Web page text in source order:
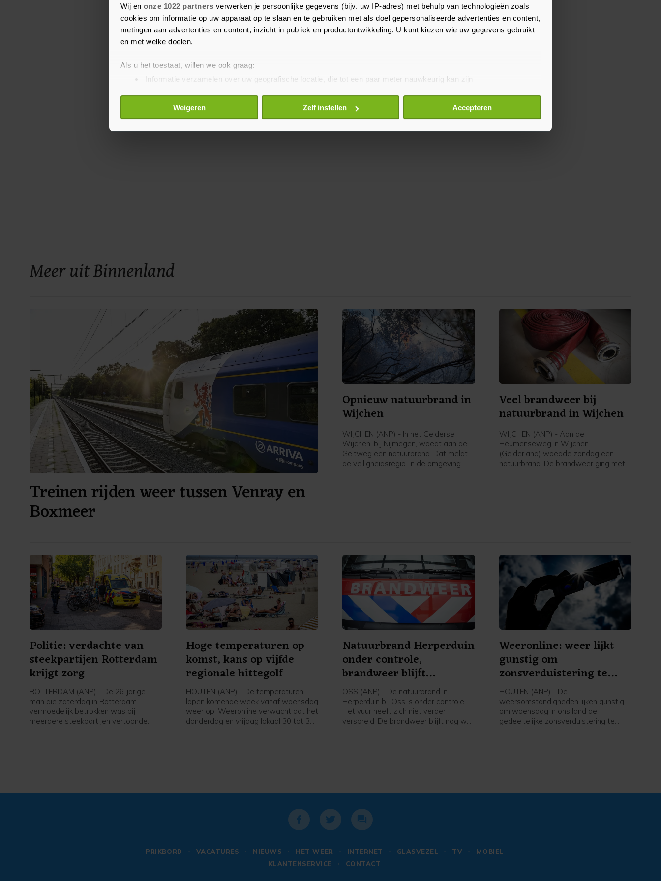
Wij en onze 1022 partners verwerken je persoonlijke gegevens (bijv. uw IP-adres) met behulp van technologieën zoals
cookies om informatie op uw apparaat op te slaan en te gebruiken met als doel gepersonaliseerde advertenties en content,
metingen aan advertenties en content, inzicht in publiek en productontwikkeling. U kunt kiezen wie uw gegevens gebruikt
en met welke doelen.
Als u het toestaat, willen we ook graag:
Informatie verzamelen over uw geografische locatie, die tot een paar meter nauwkeurig kan zijn
Uw apparaat identificeren door het actief te scannen op specifieke eigenschappen (fingerprinting)
Lees meer over hoe uw persoonlijke gegevens worden verwerkt en stel uw voorkeuren in het
detailgedeelte
toestemming op elk moment wijzigen of intrekken in de Cookieverklaring.
Weigeren Zelf instellen Accepteren
supermarkt. Hij sprak daar onder anderen met
winkeliers.
Meer uit Binnenland
Treinen rijden weer tussen Venray en
Boxmeer
Opnieuw natuurbrand in
Wijchen
WIJCHEN (ANP) - In het Gelderse
Wijchen, bij Nijmegen, woedt aan de
Geitweg een natuurbrand. Dat meldt
de veiligheidsregio. In de omgeving
Veel brandweer bij
natuurbrand in Wijchen
WIJCHEN (ANP) - Aan de
Heumenseweg in Wijchen
(Gelderland) woedde zondag een
natuurbrand. De brandweer ging met
Politie: verdachte van
steekpartijen Rotterdam
krijgt zorg
ROTTERDAM (ANP) - De 26-jarige
man die zaterdag in Rotterdam
vermoedelijk betrokken was bij
meerdere steekpartijen vertoonde
Hoge temperaturen op
komst, kans op vijfde
regionale hittegolf
HOUTEN (ANP) - De temperaturen
lopen komende week vanaf woensdag
weer op. Weeronline verwacht dat het
donderdag en vrijdag lokaal 30 tot 35
Natuurbrand Herperduin
onder controle,
brandweer blijft
nablussen
OSS (ANP) - De natuurbrand in
Herperduin bij Oss is onder controle.
Het vuur heeft zich niet verder
verspreid. De brandweer blijft nog wel
Weeronline: weer lijkt
gunstig om
zonsverduistering te
zien
HOUTEN (ANP) - De
weersomstandigheden lijken gunstig
om woensdag in ons land de
gedeeltelijke zonsverduistering te
PRIKBORD VACATURES NIEUWS HET WEER INTERNET GLASVEZEL TV
MOBIEL
KLANTENSERVICE
CONTACT